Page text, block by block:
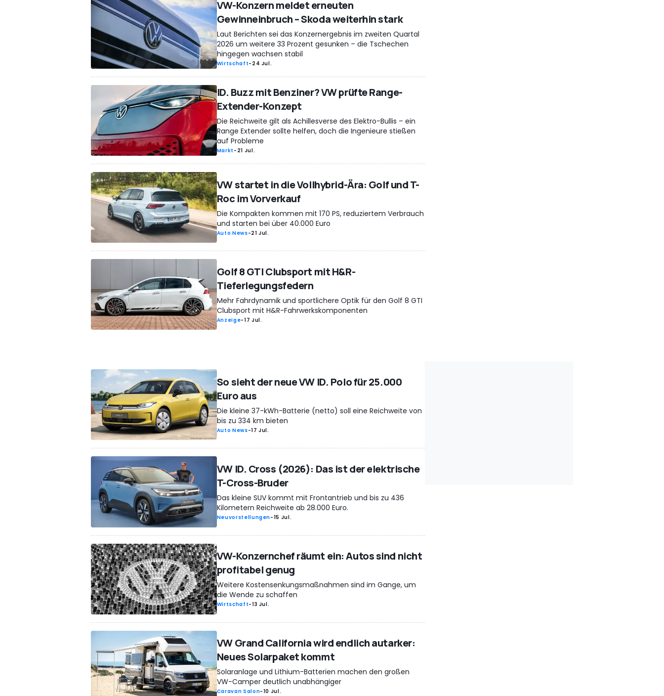
VW-Konzern meldet erneuten
Gewinneinbruch – Skoda weiterhin stark
Laut Berichten sei das Konzernergebnis im zweiten Quartal
2026 um weitere 33 Prozent gesunken – die Tschechen
hingegen wachsen stabil
Wirtschaft- 24 Jul.
ID. Buzz mit Benziner? VW prüfte Range-
Extender-Konzept
Die Reichweite gilt als Achillesverse des Elektro-Bullis – ein
Range Extender sollte helfen, doch die Ingenieure stießen
auf Probleme
Markt - 21 Jul.
VW startet in die Vollhybrid-Ära: Golf und T-
Roc im Vorverkauf
Die Kompakten kommen mit 170 PS, reduziertem Verbrauch
und starten bei über 40.000 Euro
Auto News-21 Jul.
Golf 8 GTI Clubsport mit H&R-
Tieferlegungsfedern
Mehr Fahrdynamik und sportlichere Optik für den Golf 8 GTI
Clubsport mit H&R-Fahrwerkskomponenten
Anzeige-17 Jul.
So sieht der neue VW ID. Polo für 25.000
Euro aus
Die kleine 37-kWh-Batterie (netto) soll eine Reichweite von
bis zu 334 km bieten
Auto News-17 Jul.
VW ID. Cross (2026): Das ist der elektrische
T-Cross-Bruder
Das kleine SUV kommt mit Frontantrieb und bis zu 436
Kilometern Reichweite ab 28.000 Euro.
Neuvorstellungen-15 Jul.
VW-Konzernchef räumt ein: Autos sind nicht
profitabel genug
Weitere Kostensenkungsmaßnahmen sind im Gange, um
die Wende zu schaffen
Wirtschaft-13 Jul.
VW Grand California wird endlich autarker:
Neues Solarpaket kommt
Solaranlage und Lithium-Batterien machen den großen
VW-Camper deutlich unabhängiger
Caravan Salon-10 Jul.